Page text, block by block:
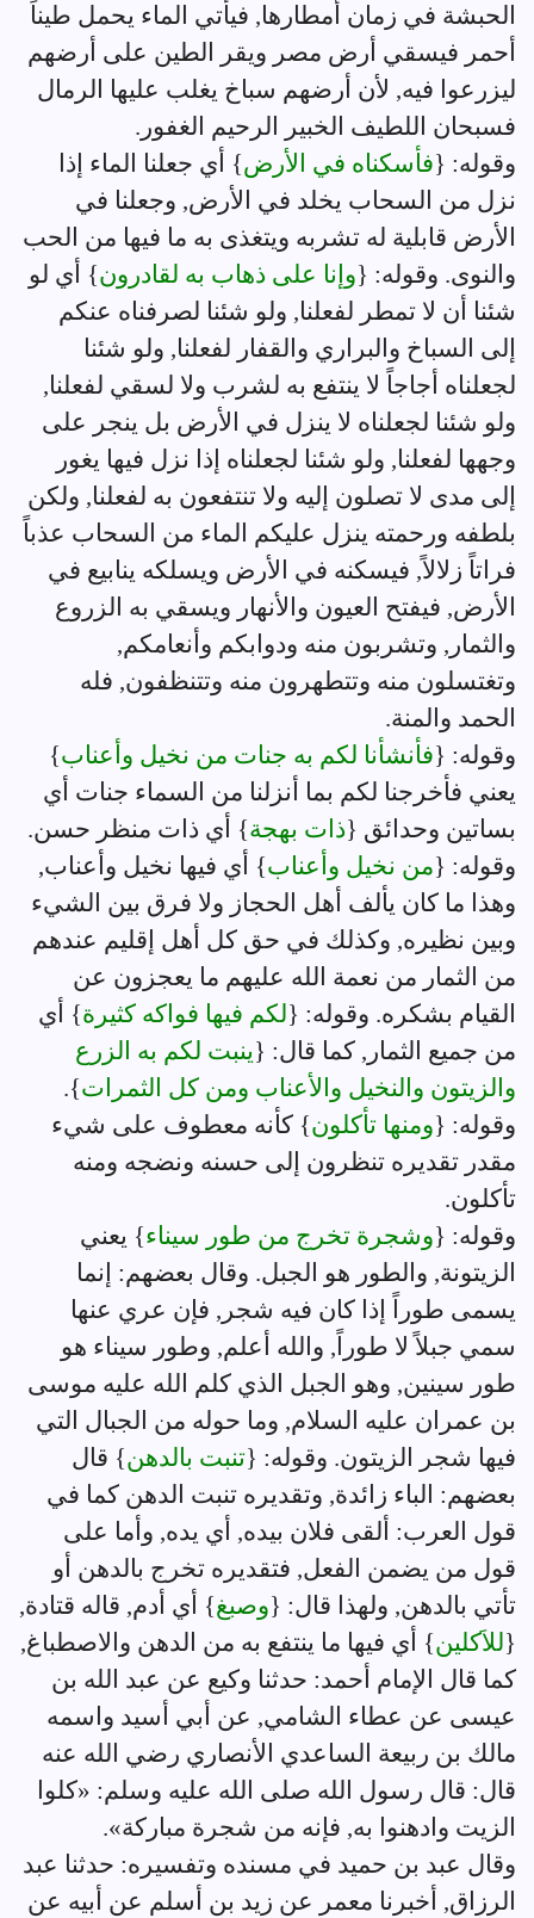
الحبشة في زمان أمطارها, فيأتي الماء يحمل طيناً
أحمر فيسقي أرض مصر ويقر الطين على أرضهم
ليزرعوا فيه, لأن أرضهم سباخ يغلب عليها الرمال
فسبحان اللطيف الخبير الرحيم الغفور.
وقوله: {فأسكناه في الأرض} أي جعلنا الماء إذا
نزل من السحاب يخلد في الأرض, وجعلنا في
الأرض قابلية له تشربه ويتغذى به ما فيها من الحب
والنوى. وقوله: {وإنا على ذهاب به لقادرون} أي لو
شئنا أن لا تمطر لفعلنا, ولو شئنا لصرفناه عنكم
إلى السباخ والبراري والقفار لفعلنا, ولو شئنا
لجعلناه أجاجاً لا ينتفع به لشرب ولا لسقي لفعلنا,
ولو شئنا لجعلناه لا ينزل في الأرض بل ينجر على
وجهها لفعلنا, ولو شئنا لجعلناه إذا نزل فيها يغور
إلى مدى لا تصلون إليه ولا تنتفعون به لفعلنا, ولكن
بلطفه ورحمته ينزل عليكم الماء من السحاب عذباً
فراتاً زلالاً, فيسكنه في الأرض ويسلكه ينابيع في
الأرض, فيفتح العيون والأنهار ويسقي به الزروع
والثمار, وتشربون منه ودوابكم وأنعامكم,
وتغتسلون منه وتتطهرون منه وتتنظفون, فله
الحمد والمنة.
وقوله: {فأنشأنا لكم به جنات من نخيل وأعناب}
يعني فأخرجنا لكم بما أنزلنا من السماء جنات أي
بساتين وحدائق {ذات بهجة} أي ذات منظر حسن.
وقوله: {من نخيل وأعناب} أي فيها نخيل وأعناب,
وهذا ما كان يألف أهل الحجاز ولا فرق بين الشيء
وبين نظيره, وكذلك في حق كل أهل إقليم عندهم
من الثمار من نعمة الله عليهم ما يعجزون عن
القيام بشكره. وقوله: {لكم فيها فواكه كثيرة} أي
من جميع الثمار, كما قال: {ينبت لكم به الزرع
والزيتون والنخيل والأعناب ومن كل الثمرات}.
وقوله: {ومنها تأكلون} كأنه معطوف على شيء
مقدر تقديره تنظرون إلى حسنه ونضجه ومنه
تأكلون.
وقوله: {وشجرة تخرج من طور سيناء} يعني
الزيتونة, والطور هو الجبل. وقال بعضهم: إنما
يسمى طوراً إذا كان فيه شجر, فإن عري عنها
سمي جبلاً لا طوراً, والله أعلم, وطور سيناء هو
طور سينين, وهو الجبل الذي كلم الله عليه موسى
بن عمران عليه السلام, وما حوله من الجبال التي
فيها شجر الزيتون. وقوله: {تنبت بالدهن} قال
بعضهم: الباء زائدة, وتقديره تنبت الدهن كما في
قول العرب: ألقى فلان بيده, أي يده, وأما على
قول من يضمن الفعل, فتقديره تخرج بالدهن أو
تأتي بالدهن, ولهذا قال: {وصبغ} أي أدم, قاله قتادة,
{للاَكلين} أي فيها ما ينتفع به من الدهن والاصطباغ,
كما قال الإمام أحمد: حدثنا وكيع عن عبد الله بن
عيسى عن عطاء الشامي, عن أبي أسيد واسمه
مالك بن ربيعة الساعدي الأنصاري رضي الله عنه
قال: قال رسول الله صلى الله عليه وسلم: «كلوا
الزيت وادهنوا به, فإنه من شجرة مباركة».
وقال عبد بن حميد في مسنده وتفسيره: حدثنا عبد
الرزاق, أخبرنا معمر عن زيد بن أسلم عن أبيه عن